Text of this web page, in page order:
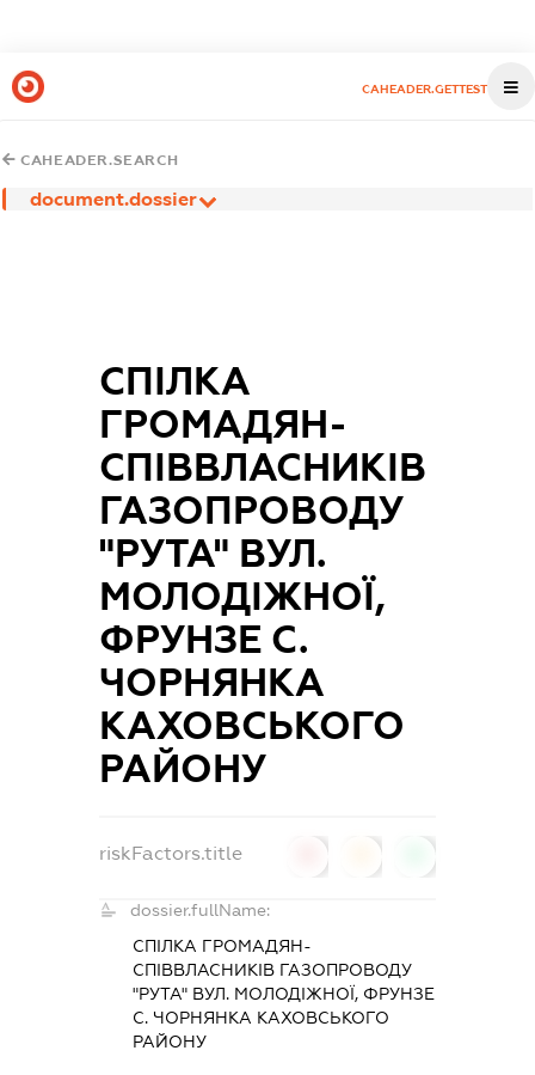
CAHEADER.GETTEST
CAHEADER.SEARCH
document.dossier
СПІЛКА
ГРОМАДЯН-
СПІВВЛАСНИКІВ
ГАЗОПРОВОДУ
"РУТА" ВУЛ.
МОЛОДІЖНОЇ,
ФРУНЗЕ С.
ЧОРНЯНКА
КАХОВСЬКОГО
РАЙОНУ
riskFactors.title
dossier.fullName:
СПІЛКА ГРОМАДЯН-
СПІВВЛАСНИКІВ ГАЗОПРОВОДУ
"РУТА" ВУЛ. МОЛОДІЖНОЇ, ФРУНЗЕ
С. ЧОРНЯНКА КАХОВСЬКОГО
РАЙОНУ